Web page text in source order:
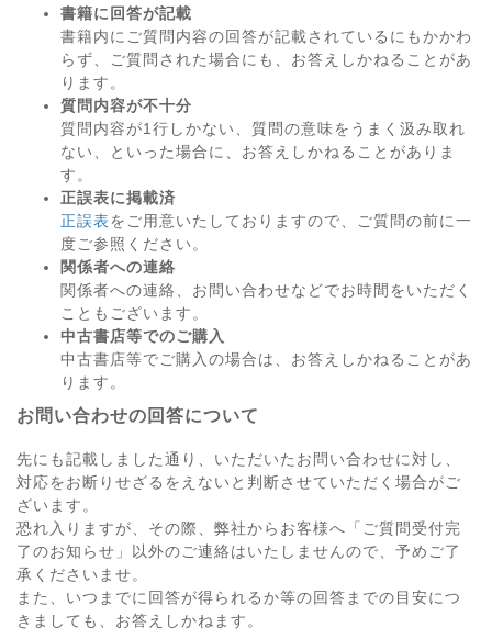
書籍に回答が記載
書籍内にご質問内容の回答が記載されているにもかかわ
らず、ご質問された場合にも、お答えしかねることがあ
ります。
質問内容が不十分
質問内容が1行しかない、質問の意味をうまく汲み取れ
ない、といった場合に、お答えしかねることがありま
す。
正誤表に掲載済
正誤表をご用意いたしておりますので、ご質問の前に一
度ご参照ください。
関係者への連絡
関係者への連絡、お問い合わせなどでお時間をいただく
こともございます。
中古書店等でのご購入
中古書店等でご購入の場合は、お答えしかねることがあ
ります。
お問い合わせの回答について
先にも記載しました通り、いただいたお問い合わせに対し、
対応をお断りせざるをえないと判断させていただく場合がご
ざいます。
恐れ入りますが、その際、弊社からお客様へ「ご質問受付完
了のお知らせ」以外のご連絡はいたしませんので、予めご了
承くださいませ。
また、いつまでに回答が得られるか等の回答までの目安につ
きましても、お答えしかねます。